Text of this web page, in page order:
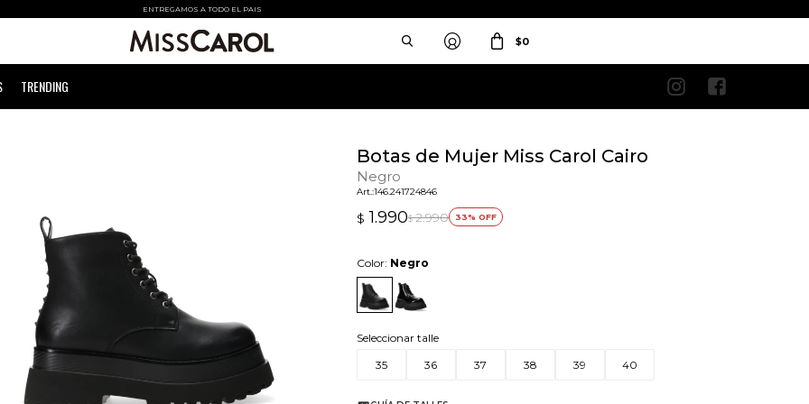
ENTREGAMOS A TODO EL PAIS
TRENDING
$0
 
Botas de Mujer Miss Carol Cairo
Negro
146.241724846
$ 1.990$ 2.990 33
Color: Negro
Seleccionar talle
35
36 37 38 39 40